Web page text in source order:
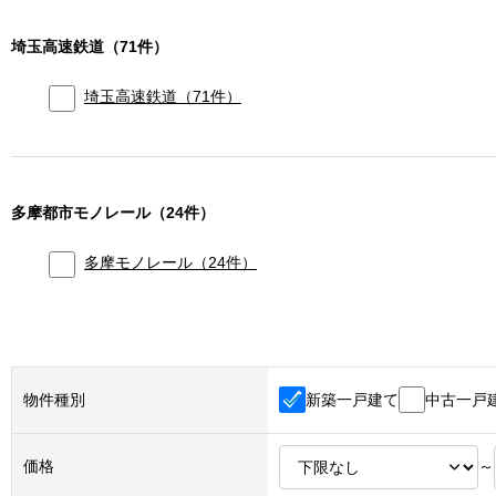
埼玉高速鉄道 （71件）
埼玉高速鉄道 （71件）
多摩都市モノレール（24件）
多摩モノレール （24件）
物件種別 新築一戸建て 中古一戸
価格 ～